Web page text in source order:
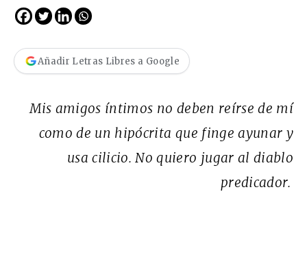
Añadir Letras Libres a Google
Mis amigos íntimos no deben reírse de mí
como de un hipócrita que finge ayunar y
usa cilicio. No quiero jugar al diablo
predicador.